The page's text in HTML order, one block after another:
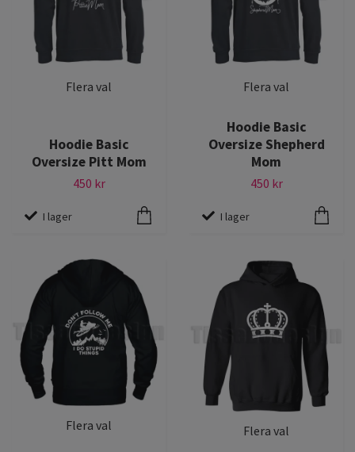
Flera val
Hoodie Basic
Oversize Pitt Mom
450 kr
I lager
Flera val
Hoodie Basic
Oversize Shepherd
Mom
450 kr
I lager
Flera val Flera val